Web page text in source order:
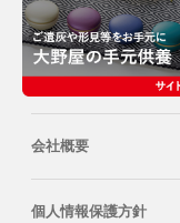
会社概要
個人情報保護方針